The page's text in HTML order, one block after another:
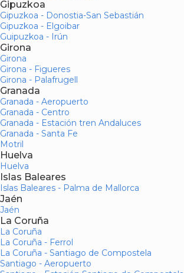
Gipuzkoa
Gipuzkoa - Donostia-San Sebastián
Gipuzkoa - Elgoibar
Guipuzkoa - Irún
Girona
Girona
Girona - Figueres
Girona - Palafrugell
Granada
Granada - Aeropuerto
Granada - Centro
Granada - Estación tren Andaluces
Granada - Santa Fe
Motril
Huelva
Huelva
Islas Baleares
Islas Baleares - Palma de Mallorca
Jaén
Jaén
La Coruña
La Coruña
La Coruña - Ferrol
La Coruña - Santiago de Compostela
Santiago - Aeropuerto